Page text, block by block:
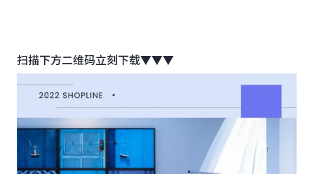
扫描下方二维码立刻下载▼▼▼